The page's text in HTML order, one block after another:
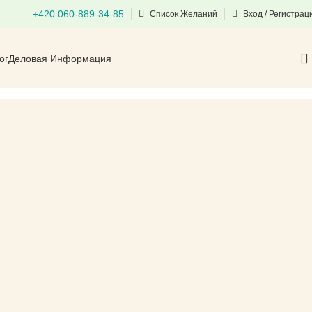
+420 060-889-34-85 Список Желаний Вход /
Деловая Информация